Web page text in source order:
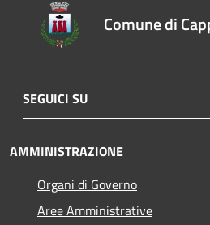
Comune di
SEGUICI SU
AMMINISTRAZIONE
Organi di Governo
Aree Amministrative